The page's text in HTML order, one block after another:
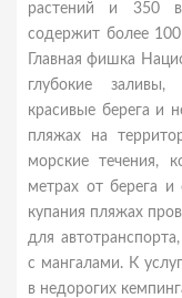
растений и 350
содержит более
Главная фишка
глубокие
красивые берега и
пляжах на
морские течения,
метрах от берега
купания пляжах
для
с мангалами. К
в недорогих